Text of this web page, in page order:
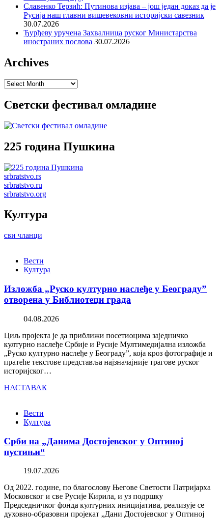
Славенко Терзић: Путинова изјава – још један доказ да је
Русија наш главни вишевековни историјски савезник
30.07.2026
Ђурђеву уручена Захвалница руског Министарства
иностраних послова 30.07.2026
Archives
Archives
Светски фестивал омладине
225 година Пушкина
srbratstvo.rs
srbratstvo.ru
srbratstvo.org
Култура
сви чланци
Вести
Култура
Изложба „Руско културно наслеђе у Београду”
отворена у Библиотеци града
04.08.2026
Циљ пројекта је да приближи посетиоцима заједничко
културно наслеђе Србије и Русије Мултимедијална изложба
„Руско културно наслеђе у Београду”, која кроз фотографије и
пратеће текстове представља најзначајније трагове руског
историјског…
НАСТАВАК
Вести
Култура
Срби на „Данима Достојевског у Оптиној
пустињи“
19.07.2026
Од 2022. године, по благослову Његове Светости Патријарха
Московског и све Русије Кирила, и уз подршку
Председничког фонда културних иницијатива, реализује се
духовно-образовни пројекат „Дани Достојевског у Оптиној